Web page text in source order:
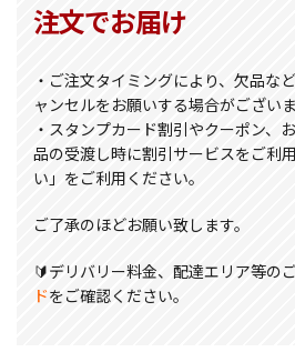
注文でお届け
・ご注文タイミングにより、欠品な
ャンセルをお願いする場合がござい
・スタンプカード割引やクーポン、
品の受渡し時に割引サービスをご利
い」をご利用ください。
ご了承のほどお願い致します。
🔰デリバリー料金、配達エリア等の
ドをご確認ください。